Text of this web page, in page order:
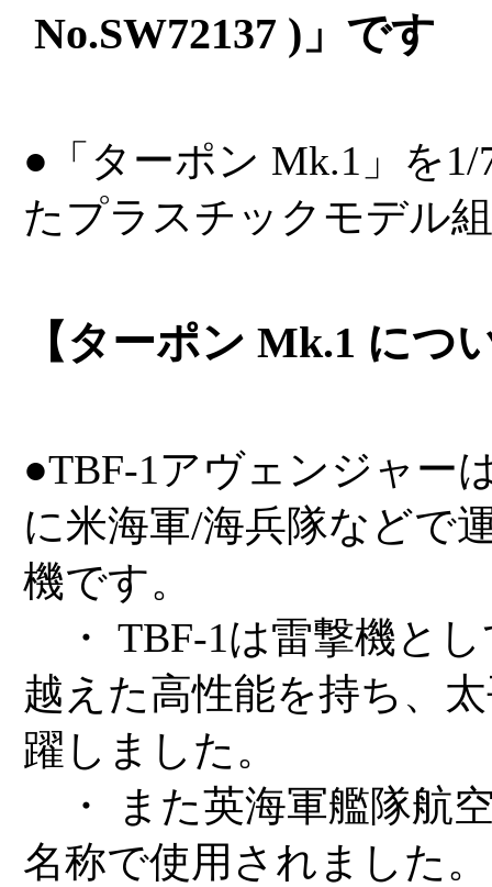
No.SW72137 )」です
●「ターポン Mk.1」を
たプラスチックモデル
【ターポン Mk.1 につ
●TBF-1アヴェンジャー
に米海軍/海兵隊などで
機です。
・ TBF-1は雷撃機と
越えた高性能を持ち、
躍しました。
・ また英海軍艦隊航
名称で使用されました。